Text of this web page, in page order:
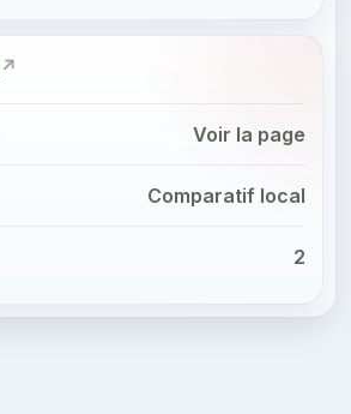
Voir la page
Comparatif local
2